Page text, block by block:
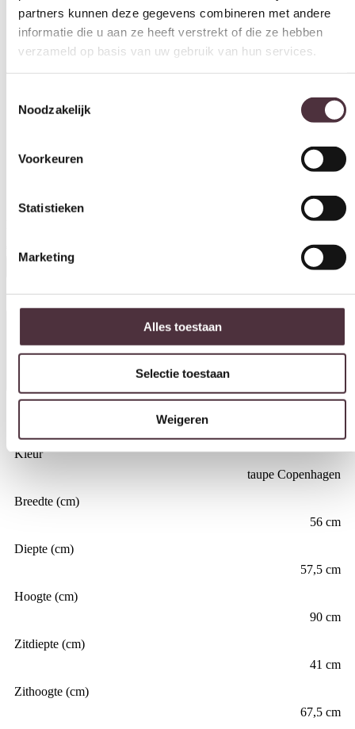
informatie die u aan ze heeft verstrekt of die ze hebben
verzameld op basis van uw gebruik van hun services.
Selectie toestaan
Materiaal
Kleur
taupe Copenhagen
Breedte (cm)
56 cm
Diepte (cm)
57,5 cm
Hoogte (cm)
90 cm
Zitdiepte (cm)
41 cm
Zithoogte (cm)
67,5 cm